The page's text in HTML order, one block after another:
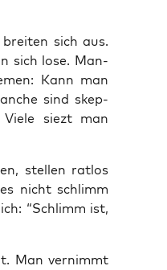
sich aus.
sich lose. Man­
Kann man
sind skep­
siezt man
stel­len rat­los
nicht schlimm
“Schlimm ist,
Man ver­nimmt